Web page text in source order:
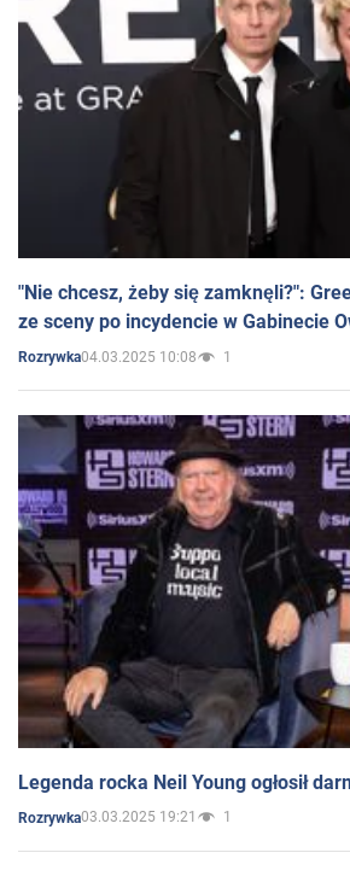
"Nie chcesz, żeby się zamknęli?":
ze sceny po incydencie w Gabinecie
Rozrywka04.03.2025 10:08 1
Legenda rocka Neil Young ogłosił
Rozrywka03.03.2025 19:21 1